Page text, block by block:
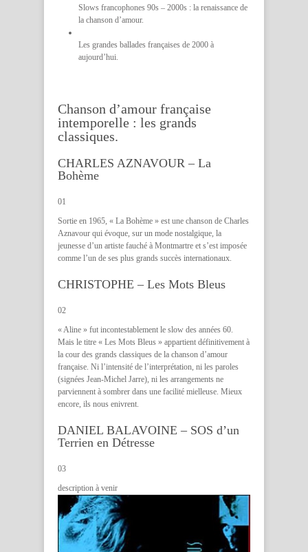
Slows francophones 90s – 2000s : la renaissance de
la chanson d’amour.
Les grandes ballades françaises de 2000 à
aujourd’hui.
Chanson d’amour française
intemporelle : les grands
classiques.
CHARLES AZNAVOUR – La
Bohème
01
Sortie en 1965, « La Bohème » est une chanson de Charles
Aznavour qui évoque, sur un mode nostalgique, la
jeunesse d’un artiste fauché à Montmartre et s’est imposée
comme l’un de ses plus grands succès internationaux.
CHRISTOPHE – Les Mots Bleus
02
« Aline » fut incontestablement le slow des années 60.
Mais le titre « Les Mots Bleus » appartient définitivement à
la cour des grands classiques de la chanson d’amour
française. Ni l’intensité de l’interprétation, ni les paroles
(signées Jean-Michel Jarre), ni les arrangements ne
parviennent à sombrer dans une facilité mielleuse. Mieux
encore, ils nous enivrent.
DANIEL BALAVOINE – SOS d’un
Terrien en Détresse
03
description à venir